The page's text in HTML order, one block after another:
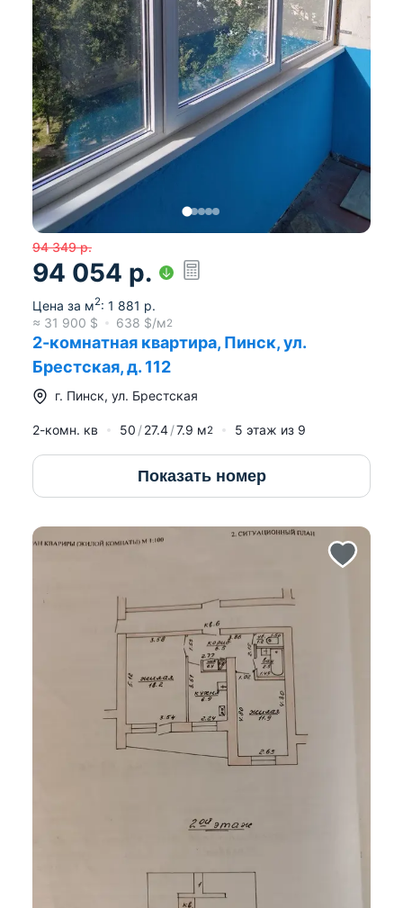
94 349 р.
94 054 р.
Цена за м2: 1 881 р.
≈ 31 900 $ 638 $/м2
2-комнатная квартира, Пинск, ул.
Брестская, д. 112
г. Пинск, ул. Брестская
2-комн. кв 50 27.4 7.9 м2 5 этаж из 9
Показать номер